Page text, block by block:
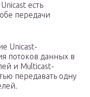
есть
передачи
Unicast-
потоков данных в
и Multicast-
передавать одну